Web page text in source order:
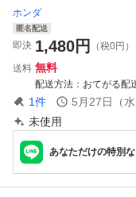
ホンダ
匿名配送
即決 1,480円
（税0円）
送料 無料
配送方法 おてがる配
1件 5月27日（
未使用
あなただけの特別